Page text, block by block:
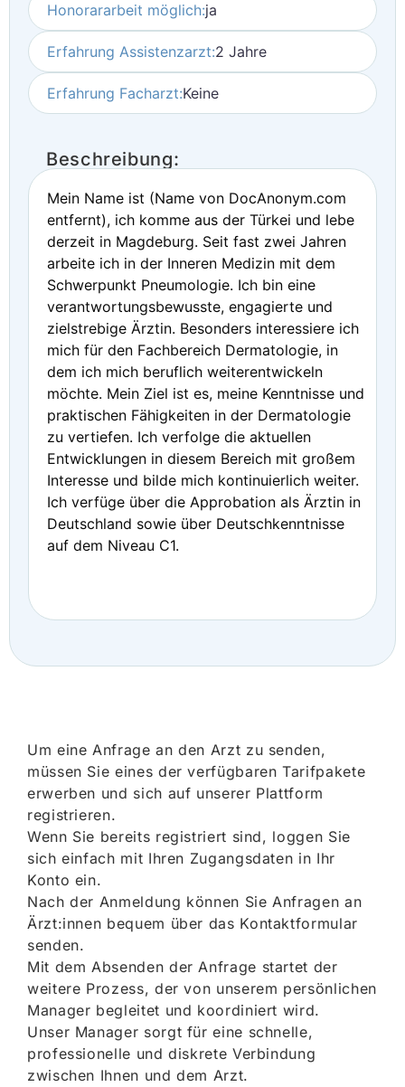
Honorararbeit möglich:ja
Erfahrung Assistenzarzt:2 Jahre
Erfahrung Facharzt:Keine
Beschreibung:
Mein Name ist (Name von DocAnonym.com
entfernt), ich komme aus der Türkei und lebe
derzeit in Magdeburg. Seit fast zwei Jahren
arbeite ich in der Inneren Medizin mit dem
Schwerpunkt Pneumologie. Ich bin eine
verantwortungsbewusste, engagierte und
zielstrebige Ärztin. Besonders interessiere ich
mich für den Fachbereich Dermatologie, in
dem ich mich beruflich weiterentwickeln
möchte. Mein Ziel ist es, meine Kenntnisse und
praktischen Fähigkeiten in der Dermatologie
zu vertiefen. Ich verfolge die aktuellen
Entwicklungen in diesem Bereich mit großem
Interesse und bilde mich kontinuierlich weiter.
Ich verfüge über die Approbation als Ärztin in
Deutschland sowie über Deutschkenntnisse
auf dem Niveau C1.
Um eine Anfrage an den Arzt zu senden,
müssen Sie eines der verfügbaren Tarifpakete
erwerben und sich auf unserer Plattform
registrieren.
Wenn Sie bereits registriert sind, loggen Sie
sich einfach mit Ihren Zugangsdaten in Ihr
Konto ein.
Nach der Anmeldung können Sie Anfragen an
Ärzt:innen bequem über das Kontaktformular
senden.
Mit dem Absenden der Anfrage startet der
weitere Prozess, der von unserem persönlichen
Manager begleitet und koordiniert wird.
Unser Manager sorgt für eine schnelle,
professionelle und diskrete Verbindung
zwischen Ihnen und dem Arzt.